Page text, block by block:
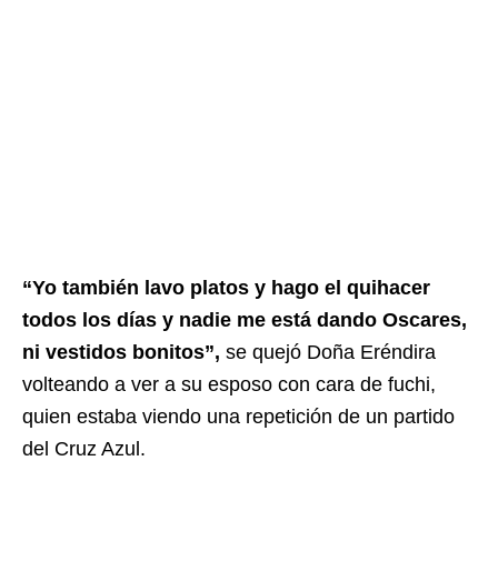
“Yo también lavo platos y hago el quihacer
todos los días y nadie me está dando Oscares,
ni vestidos bonitos”, se quejó Doña Eréndira
volteando a ver a su esposo con cara de fuchi,
quien estaba viendo una repetición de un partido
del Cruz Azul.